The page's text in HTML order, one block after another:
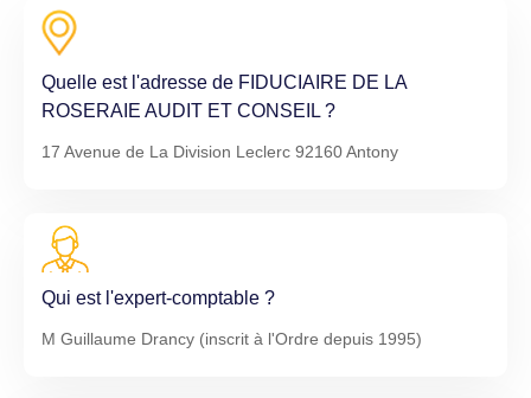
Quelle est l'adresse de FIDUCIAIRE DE LA
ROSERAIE AUDIT ET CONSEIL ?
17 Avenue de La Division Leclerc 92160 Antony
Qui est l'expert-comptable ?
M Guillaume Drancy (inscrit à l'Ordre depuis 1995)